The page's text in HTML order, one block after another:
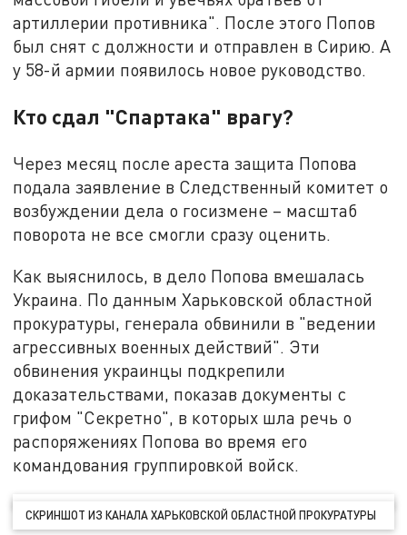
артиллерии противника". После этого Попов
был снят с должности и отправлен в Сирию. А
у 58-й армии появилось новое руководство.
Кто сдал "Спартака" врагу?
Через месяц после ареста защита Попова
подала заявление в Следственный комитет о
возбуждении дела о госизмене – масштаб
поворота не все смогли сразу оценить.
Как выяснилось, в дело Попова вмешалась
Украина. По данным Харьковской областной
прокуратуры, генерала обвинили в "ведении
агрессивных военных действий". Эти
обвинения украинцы подкрепили
доказательствами, показав документы с
грифом "Секретно", в которых шла речь о
распоряжениях Попова во время его
командования группировкой войск.
СКРИНШОТ ИЗ КАНАЛА ХАРЬКОВСКОЙ ОБЛАСТНОЙ ПРОКУРАТУРЫ